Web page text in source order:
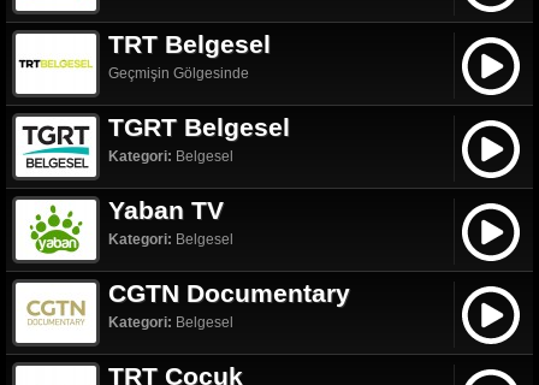
TRT Belgesel
Geçmişin Gölgesinde
TGRT Belgesel
Kategori: Belgesel
Yaban TV
Kategori: Belgesel
CGTN Documentary
Kategori: Belgesel
TRT Çocuk